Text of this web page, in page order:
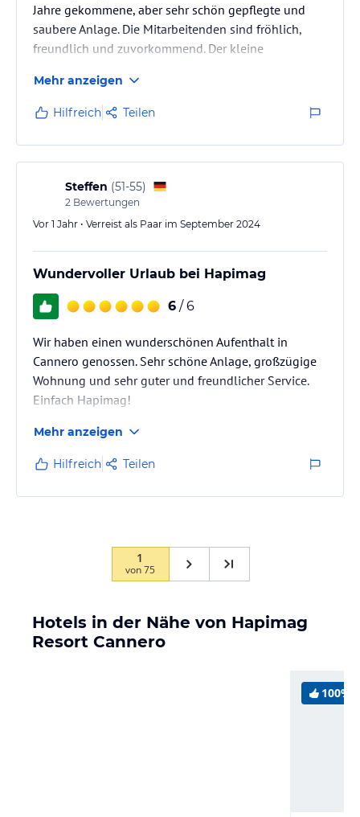
Jahre gekommene, aber sehr schön gepflegte und
saubere Anlage. Die Mitarbeitenden sind fröhlich,
freundlich und zuvorkommend. Der kleine
kaum höher als im Supermarkt im Dorf. Das Sport-
und Wellnessangebot ist sehr umfangreich, wurde
von uns jedoch nicht genutzt. Die von Hapimag
angebotenen Ausflüge waren sehr gut organisiert
und von tollen Guides in englischer und deutscher
Sprache geführt.
Mehr anzeigen
Hilfreich Teilen
Steffen (51-55)
2 Bewertungen
Vor 1 Jahr • Verreist als Paar im September 2024
Wundervoller Urlaub bei Hapimag
6 / 6
Wir haben einen wunderschönen Aufenthalt in
Cannero genossen. Sehr schöne Anlage, großzügige
Wohnung und sehr guter und freundlicher Service.
Einfach Hapimag!
Mehr anzeigen
Hilfreich Teilen
1
von75
Hotels in der Nähe von Hapimag
Resort Cannero
100%